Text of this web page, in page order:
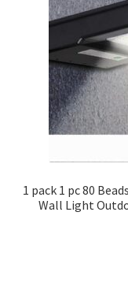
1 pack 1 pc 80
Wall Light